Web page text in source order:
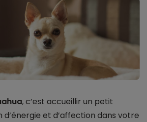
, c’est accueillir un petit
et d’affection dans votre